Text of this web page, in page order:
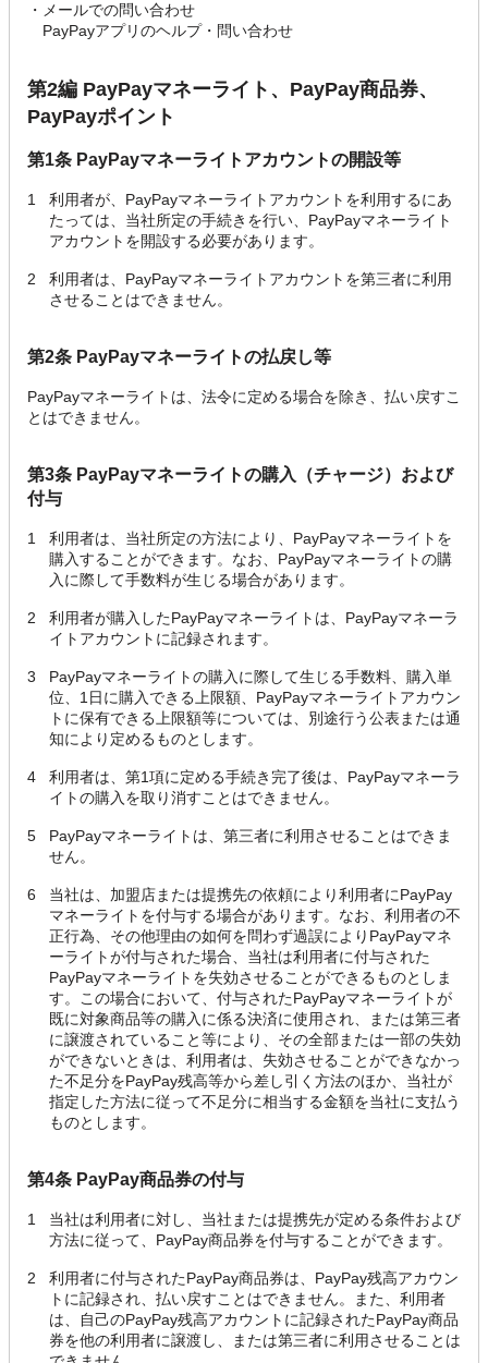
・ メールでの問い合わせ
PayPayアプリのヘルプ・問い合わせ
第2編 PayPayマネーライト、PayPay商品券、
PayPayポイント
第1条 PayPayマネーライトアカウントの開設等
1
利用者が、PayPayマネーライトアカウントを利用するにあ
たっては、当社所定の手続きを行い、PayPayマネーライト
アカウントを開設する必要があります。
2
利用者は、PayPayマネーライトアカウントを第三者に利用
させることはできません。
第2条 PayPayマネーライトの払戻し等
PayPayマネーライトは、法令に定める場合を除き、払い戻すこ
とはできません。
第3条 PayPayマネーライトの購入（チャージ）および
付与
1
利用者は、当社所定の方法により、PayPayマネーライトを
購入することができます。なお、PayPayマネーライトの購
入に際して手数料が生じる場合があります。
2
利用者が購入したPayPayマネーライトは、PayPayマネーラ
イトアカウントに記録されます。
3
PayPayマネーライトの購入に際して生じる手数料、購入単
位、1日に購入できる上限額、PayPayマネーライトアカウン
トに保有できる上限額等については、別途行う公表または通
知により定めるものとします。
4
利用者は、第1項に定める手続き完了後は、PayPayマネーラ
イトの購入を取り消すことはできません。
5
PayPayマネーライトは、第三者に利用させることはできま
せん。
6
当社は、加盟店または提携先の依頼により利用者にPayPay
マネーライトを付与する場合があります。なお、利用者の不
正行為、その他理由の如何を問わず過誤によりPayPayマネ
ーライトが付与された場合、当社は利用者に付与された
PayPayマネーライトを失効させることができるものとしま
す。この場合において、付与されたPayPayマネーライトが
既に対象商品等の購入に係る決済に使用され、または第三者
に譲渡されていること等により、その全部または一部の失効
ができないときは、利用者は、失効させることができなかっ
た不足分をPayPay残高等から差し引く方法のほか、当社が
指定した方法に従って不足分に相当する金額を当社に支払う
ものとします。
第4条 PayPay商品券の付与
1
当社は利用者に対し、当社または提携先が定める条件および
方法に従って、PayPay商品券を付与することができます。
2
利用者に付与されたPayPay商品券は、PayPay残高アカウン
トに記録され、払い戻すことはできません。また、利用者
は、自己のPayPay残高アカウントに記録されたPayPay商品
券を他の利用者に譲渡し、または第三者に利用させることは